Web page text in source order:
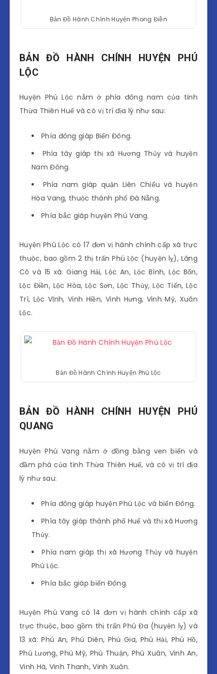
Bản Đồ Hành Chính Huyện Phong Điền
BẢN ĐỒ HÀNH CHÍNH HUYỆN PHÚ
LỘC
Huyện Phú Lộc nằm ở phía đông nam của tỉnh
Thừa Thiên Huế và có vị trí địa lý như sau:
Phía đông giáp Biển Đông.
Phía tây giáp thị xã Hương Thủy và huyện
Nam Đông.
Phía nam giáp quận Liên Chiểu và huyện
Hòa Vang, thuộc thành phố Đà Nẵng.
Phía bắc giáp huyện Phú Vang.
Huyện Phú Lộc có 17 đơn vị hành chính cấp xã trực
thuộc, bao gồm 2 thị trấn Phú Lộc (huyện lỵ), Lăng
Cô và 15 xã: Giang Hải, Lộc An, Lộc Bình, Lộc Bổn,
Lộc Điền, Lộc Hòa, Lộc Sơn, Lộc Thủy, Lộc Tiến, Lộc
Trì, Lộc Vĩnh, Vinh Hiền, Vinh Hưng, Vinh Mỹ, Xuân
Lộc.
Bản Đồ Hành Chính Huyện Phú Lộc
BẢN ĐỒ HÀNH CHÍNH HUYỆN PHÚ
QUANG
Huyện Phú Vang nằm ở đồng bằng ven biển và
đầm phá của tỉnh Thừa Thiên Huế, và có vị trí địa
lý như sau:
Phía đông giáp huyện Phú Lộc và biển Đông.
Phía tây giáp thành phố Huế và thị xã Hương
Thủy.
Phía nam giáp thị xã Hương Thủy và huyện
Phú Lộc.
Phía bắc giáp biển Đông.
Huyện Phú Vang có 14 đơn vị hành chính cấp xã
trực thuộc, bao gồm thị trấn Phú Đa (huyện lỵ) và
13 xã: Phú An, Phú Diên, Phú Gia, Phú Hải, Phú Hồ,
Phú Lương, Phú Mỹ, Phú Thuận, Phú Xuân, Vinh An,
Vinh Hà, Vinh Thanh, Vinh Xuân.